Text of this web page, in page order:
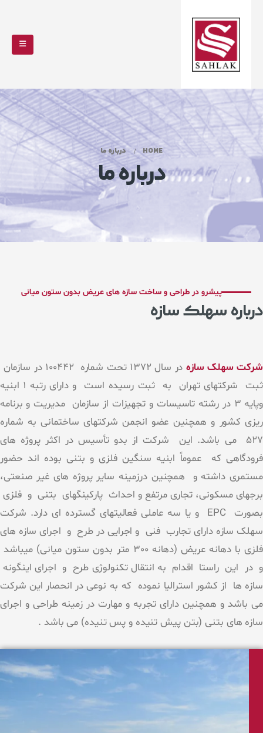
HOME درباره ما
درباره ما
پیشرو در طراحی و ساخت سازه های عریض بدون ستون میانی
درباره سهلک سازه
شرکت سهلک سازه
در سال 1372 تحت شماره 100442 در سازمان
ثبت شرکتهای تهران به ثبت رسیده است و دارای رتبه 1 ابنیه
وپایه 3 در رشته تاسیسات و تجهیزات از سازمان مدیریت و برنامه
ریزی کشور و همچنین عضو انجمن شرکتهای ساختمانی به شماره
527 می باشد. این شرکت از بدو تأسیس در اکثر پروژه های
فرودگاهی که عموماً ابنیه سنگین فلزی و بتنی بوده اند حضور
مستمری داشته و همچنین درزمینه سایر پروژه های غیر صنعتی،
برجهای مسکونی، تجاری مرتفع و احداث پارکینگهای بتنی و فلزی
بصورت EPC و یا سه عاملی فعالیتهای گسترده ای دارد. شرکت
سهلک سازه دارای تجارب فنی و اجرایی در طرح و اجرای سازه های
فلزی با دهانه عریض (دهانه 300 متر بدون ستون میانی) میباشد
و در این راستا اقدام به انتقال تکنولوژی طرح و اجرای اینگونه
سازه ها از کشور استرالیا نموده که به نوعی در انحصار این شرکت
می باشد و همچنین دارای تجربه و مهارت در زمینه طراحی و اجرای
سازه های بتنی (بتن پیش تنیده و پس تنیده) می باشد .